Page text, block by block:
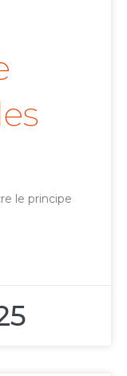
le principe